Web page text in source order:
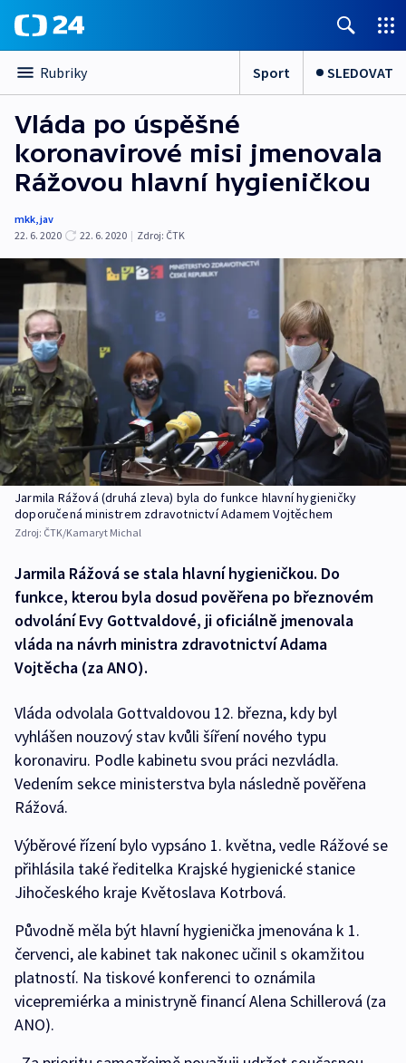
Rubriky Sport SLEDOVAT
Vláda po úspěšné
koronavirové misi jmenovala
Rážovou hlavní hygieničkou
mkk,jav
22. 6. 2020
22. 6. 2020 | Zdroj: ČTK
Jarmila Rážová (druhá zleva) byla do funkce hlavní hygieničky
doporučená ministrem zdravotnictví Adamem Vojtěchem
Zdroj: ČTK/Kamaryt Michal
Jarmila Rážová se stala hlavní hygieničkou. Do
funkce, kterou byla dosud pověřena po březnovém
odvolání Evy Gottvaldové, ji oficiálně jmenovala
vláda na návrh ministra zdravotnictví Adama
Vojtěcha (za ANO).
Vláda odvolala Gottvaldovou 12. března, kdy byl
vyhlášen nouzový stav kvůli šíření nového typu
koronaviru. Podle kabinetu svou práci nezvládla.
Vedením sekce ministerstva byla následně pověřena
Rážová.
Výběrové řízení bylo vypsáno 1. května, vedle Rážové se
přihlásila také ředitelka Krajské hygienické stanice
Jihočeského kraje Květoslava Kotrbová.
Původně měla být hlavní hygienička jmenována k 1.
červenci, ale kabinet tak nakonec učinil s okamžitou
platností. Na tiskové konferenci to oznámila
vicepremiérka a ministryně financí Alena Schillerová (za
ANO).